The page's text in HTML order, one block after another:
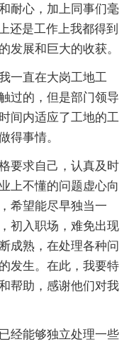
耐心，加上同事们毫
还是工作上我都得到
发展和巨大的收获。
一直在大岗工地工
过的，但是部门领导
间内适应了工地的工
得事情。
要求自己，认真及时
上不懂的问题虚心向
希望能尽早独当一
初入职场，难免出现
成熟，在处理各种问
发生。在此，我要特
帮助，感谢他们对我
经能够独立处理一些